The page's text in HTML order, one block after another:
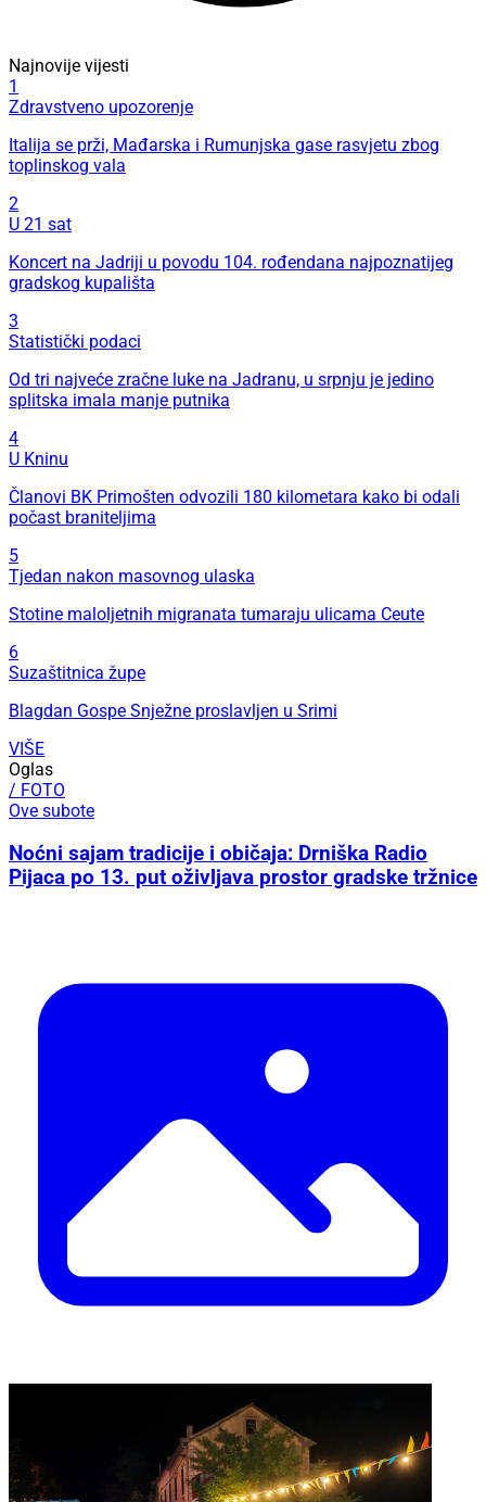
Najnovije vijesti
1
Zdravstveno upozorenje
Italija se prži, Mađarska i Rumunjska gase rasvjetu zbog
toplinskog vala
2
U 21 sat
Koncert na Jadriji u povodu 104. rođendana najpoznatijeg
gradskog kupališta
3
Statistički podaci
Od tri najveće zračne luke na Jadranu, u srpnju je jedino
splitska imala manje putnika
4
U Kninu
Članovi BK Primošten odvozili 180 kilometara kako bi odali
počast braniteljima
5
Tjedan nakon masovnog ulaska
Stotine maloljetnih migranata tumaraju ulicama Ceute
6
Suzaštitnica župe
Blagdan Gospe Snježne proslavljen u Srimi
VIŠE
Oglas
/ FOTO
Ove subote
Noćni sajam tradicije i običaja: Drniška Radio
Pijaca po 13. put oživljava prostor gradske tržnice